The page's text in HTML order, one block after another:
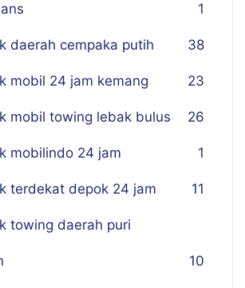
1
daerah cempaka putih 38
mobil 24 jam kemang 23
mobil towing lebak bulus 26
mobilindo 24 jam 1
terdekat depok 24 jam 11
towing daerah puri
10